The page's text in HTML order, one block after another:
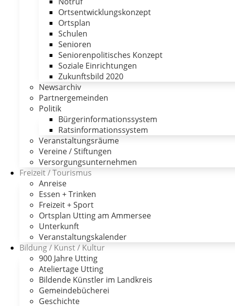
Ortsentwicklungskonzept
Ortsplan
Schulen
Senioren
Seniorenpolitisches Konzept
Soziale Einrichtungen
Zukunftsbild 2020
Newsarchiv
Partnergemeinden
Politik
Bürgerinformationssystem
Ratsinformationssystem
Veranstaltungsräume
Vereine / Stiftungen
Versorgungsunternehmen
Freizeit / Tourismus
Anreise
Essen + Trinken
Freizeit + Sport
Ortsplan Utting am Ammersee
Unterkunft
Veranstaltungskalender
Bildung / Kunst / Kultur
900 Jahre Utting
Ateliertage Utting
Bildende Künstler im Landkreis
Gemeindebücherei
Geschichte